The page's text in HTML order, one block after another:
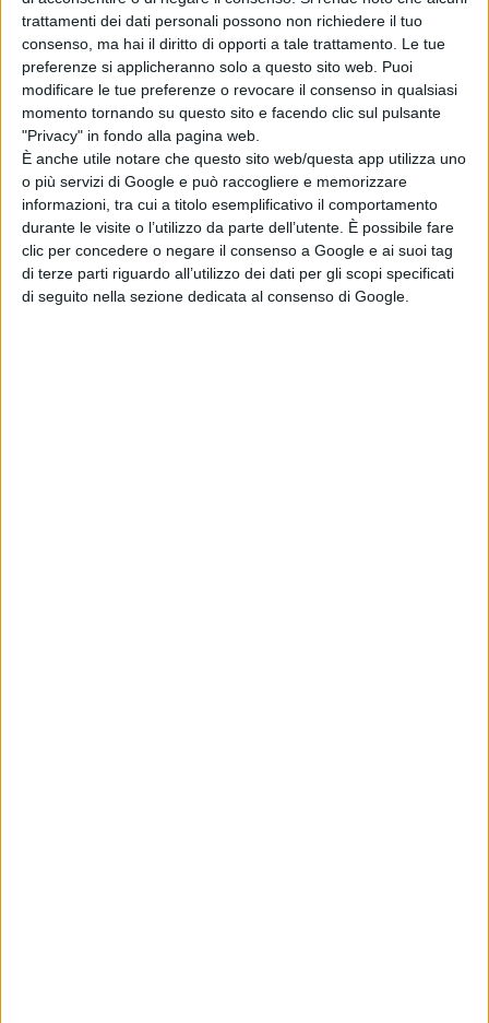
trattamenti dei dati personali possono non richiedere il tuo
consenso, ma hai il diritto di opporti a tale trattamento. Le tue
preferenze si applicheranno solo a questo sito web. Puoi
modificare le tue preferenze o revocare il consenso in qualsiasi
momento tornando su questo sito e facendo clic sul pulsante
"Privacy" in fondo alla pagina web.
È anche utile notare che questo sito web/questa app utilizza uno
o più servizi di Google e può raccogliere e memorizzare
informazioni, tra cui a titolo esemplificativo il comportamento
durante le visite o l’utilizzo da parte dell’utente. È possibile fare
clic per concedere o negare il consenso a Google e ai suoi tag
di terze parti riguardo all’utilizzo dei dati per gli scopi specificati
di seguito nella sezione dedicata al consenso di Google.